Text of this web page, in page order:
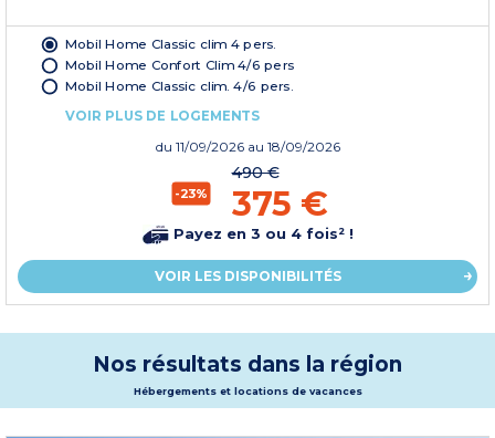
Mobil Home Classic clim 4 pers.
Mobil Home Confort Clim 4/6 pers
Mobil Home Classic clim. 4/6 pers.
VOIR PLUS DE LOGEMENTS
du 11/09/2026 au 18/09/2026
-23%
490 €
375 €
Payez en 3 ou 4 fois² !
VOIR LES DISPONIBILITÉS
Nos résultats dans la région
Hébergements et locations de vacances